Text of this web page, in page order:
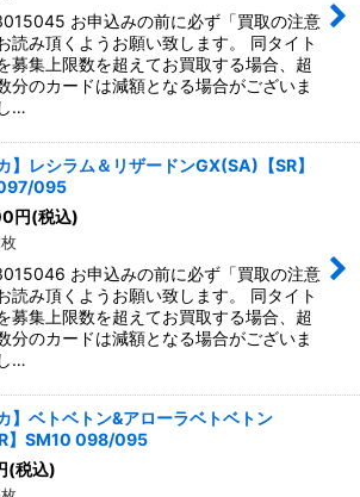
お申込みの前に必ず「買取の注意
読み頂くようお願い致します。 同タイト
募集上限数を超えてお買取する場合、超
分のカードは減額となる場合がございま
…
】レシラム＆リザードンGX(SA)【SR】
095
円(税込)
お申込みの前に必ず「買取の注意
読み頂くようお願い致します。 同タイト
募集上限数を超えてお買取する場合、超
分のカードは減額となる場合がございま
…
】ベトベトン&アローラベトベトン
】SM10 098/095
(税込)